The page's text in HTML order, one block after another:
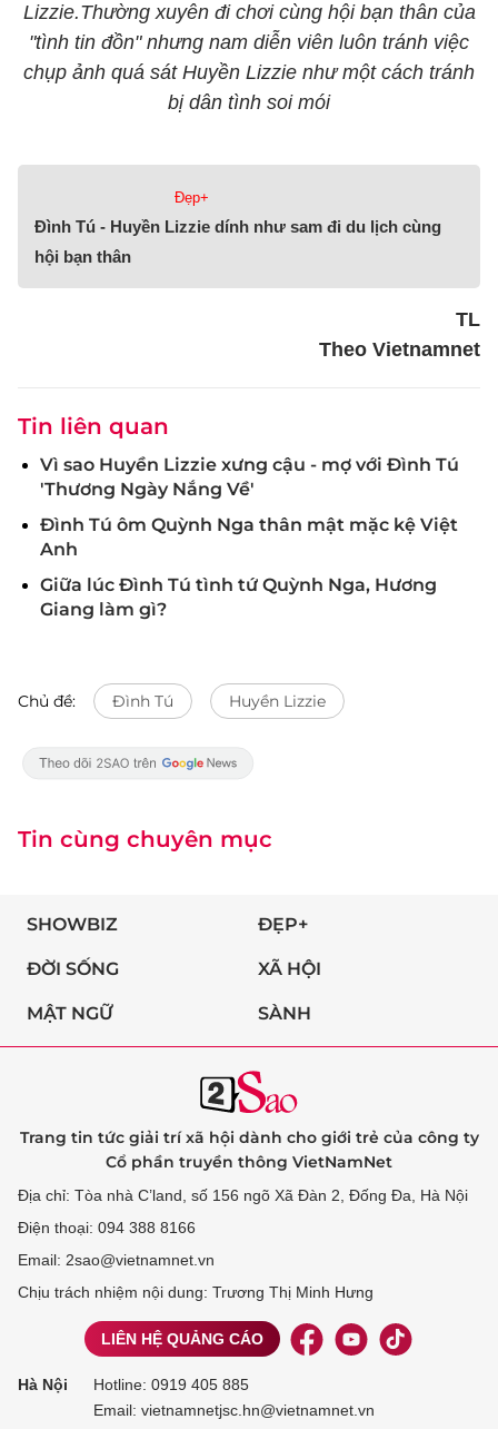
Lizzie.Thường xuyên đi chơi cùng hội bạn thân của
"tình tin đồn" nhưng nam diễn viên luôn tránh việc
chụp ảnh quá sát Huyền Lizzie như một cách tránh
bị dân tình soi mói
Đẹp+
Đình Tú - Huyền Lizzie dính như sam đi du lịch cùng
hội bạn thân
TL
Theo Vietnamnet
Tin liên quan
Vì sao Huyền Lizzie xưng cậu - mợ với Đình Tú
'Thương Ngày Nắng Về'
Đình Tú ôm Quỳnh Nga thân mật mặc kệ Việt
Anh
Giữa lúc Đình Tú tình tứ Quỳnh Nga, Hương
Giang làm gì?
Chủ đề: Đình Tú Huyền Lizzie
Tin cùng chuyên mục
SHOWBIZ ĐẸP+
ĐỜI SỐNG XÃ HỘI
MẬT NGỮ SÀNH
Trang tin tức giải trí xã hội dành cho giới trẻ của công ty
Cổ phần truyền thông VietNamNet
Địa chỉ: Tòa nhà C’land, số 156 ngõ Xã Đàn 2, Đống Đa, Hà Nội
Điện thoại: 094 388 8166
Email: 2sao@vietnamnet.vn
Chịu trách nhiệm nội dung: Trương Thị Minh Hưng
LIÊN HỆ QUẢNG CÁO
Hà Nội Hotline: 0919 405 885
Email: vietnamnetjsc.hn@vietnamnet.vn